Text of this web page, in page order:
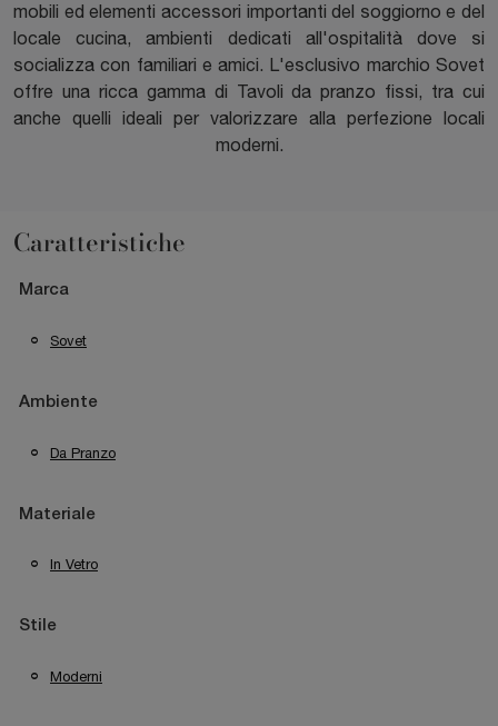
mobili ed elementi accessori importanti del soggiorno e del
locale cucina, ambienti dedicati all'ospitalità dove si
socializza con familiari e amici. L'esclusivo marchio Sovet
offre una ricca gamma di Tavoli da pranzo fissi, tra cui
anche quelli ideali per valorizzare alla perfezione locali
moderni.
Caratteristiche
Marca
Sovet
Ambiente
Da Pranzo
Materiale
In Vetro
Stile
Moderni